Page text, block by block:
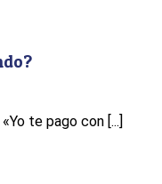
te pago con [...]